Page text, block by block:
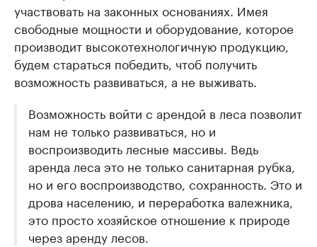
участвовать на законных основаниях. Имея
свободные мощности и оборудование, которое
производит высокотехнологичную продукцию,
будем стараться победить, чтоб получить
возможность развиваться, а не выживать.
Возможность войти с арендой в леса позволит
нам не только развиваться, но и
воспроизводить лесные массивы. Ведь
аренда леса это не только санитарная рубка,
но и его воспроизводство, сохранность. Это и
дрова населению, и переработка валежника,
это просто хозяйское отношение к природе
через аренду лесов.